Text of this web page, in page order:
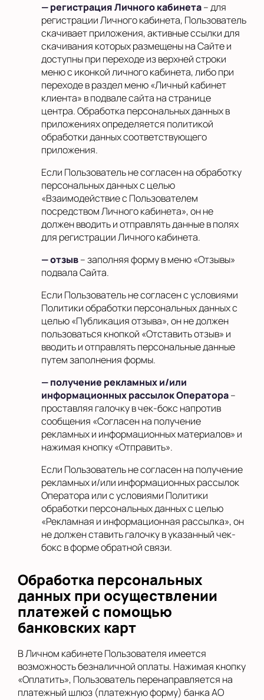
— регистрация Личного кабинета– для
регистрации Личного кабинета, Пользователь
скачивает приложения, активные ссылки для
скачивания которых размещены на Сайте и
доступны при переходе из верхней строки
меню с иконкой личного кабинета, либо при
переходе в раздел меню «Личный кабинет
клиента» в подвале сайта на странице
центра. Обработка персональных данных в
приложениях определяется политикой
обработки данных соответствующего
приложения.
Если Пользователь не согласен на обработку
персональных данных с целью
«Взаимодействие с Пользователем
посредством Личного кабинета», он не
должен вводить и отправлять данные в полях
для регистрации Личного кабинета.
— отзыв– заполняя форму в меню «Отзывы»
подвала Сайта.
Если Пользователь не согласен с условиями
Политики обработки персональных данных с
целью «Публикация отзыва», он не должен
пользоваться кнопкой «Отставить отзыв» и
вводить и отправлять персональные данные
путем заполнения формы.
— получение рекламных и/или
информационных рассылок Оператора–
проставляя галочку в чек-бокс напротив
сообщения «Согласен на получение
рекламных и информационных материалов» и
нажимая кнопку «Отправить».
Если Пользователь не согласен на получение
рекламных и/или информационных рассылок
Оператора или с условиями Политики
обработки персональных данных с целью
«Рекламная и информационная рассылка», он
не должен ставить галочку в указанный чек-
бокс в форме обратной связи.
Обработка персональных
данных при осуществлении
платежей с помощью
банковских карт
В Личном кабинете Пользователя имеется
возможность безналичной оплаты. Нажимая кнопку
«Оплатить», Пользователь перенаправляется на
платежный шлюз (платежную форму) банка АО